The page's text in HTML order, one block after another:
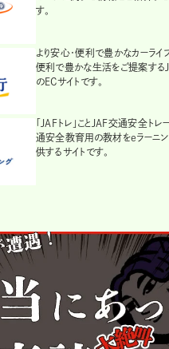
す。
より安心・便利で豊かなカーライフ
便利で豊かな生活をご提案す
のECサイトです。
「JAFトレ」ことJAF交通安全トレ
通安全教育用の教材をeラーニ
供するサイトです。